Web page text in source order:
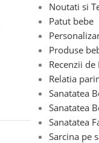
Noutati si
Patut bebe
Produse
Recenzii de
Relatia
Sanatatea
Sanatatea
Sanatatea
Sarcina pe